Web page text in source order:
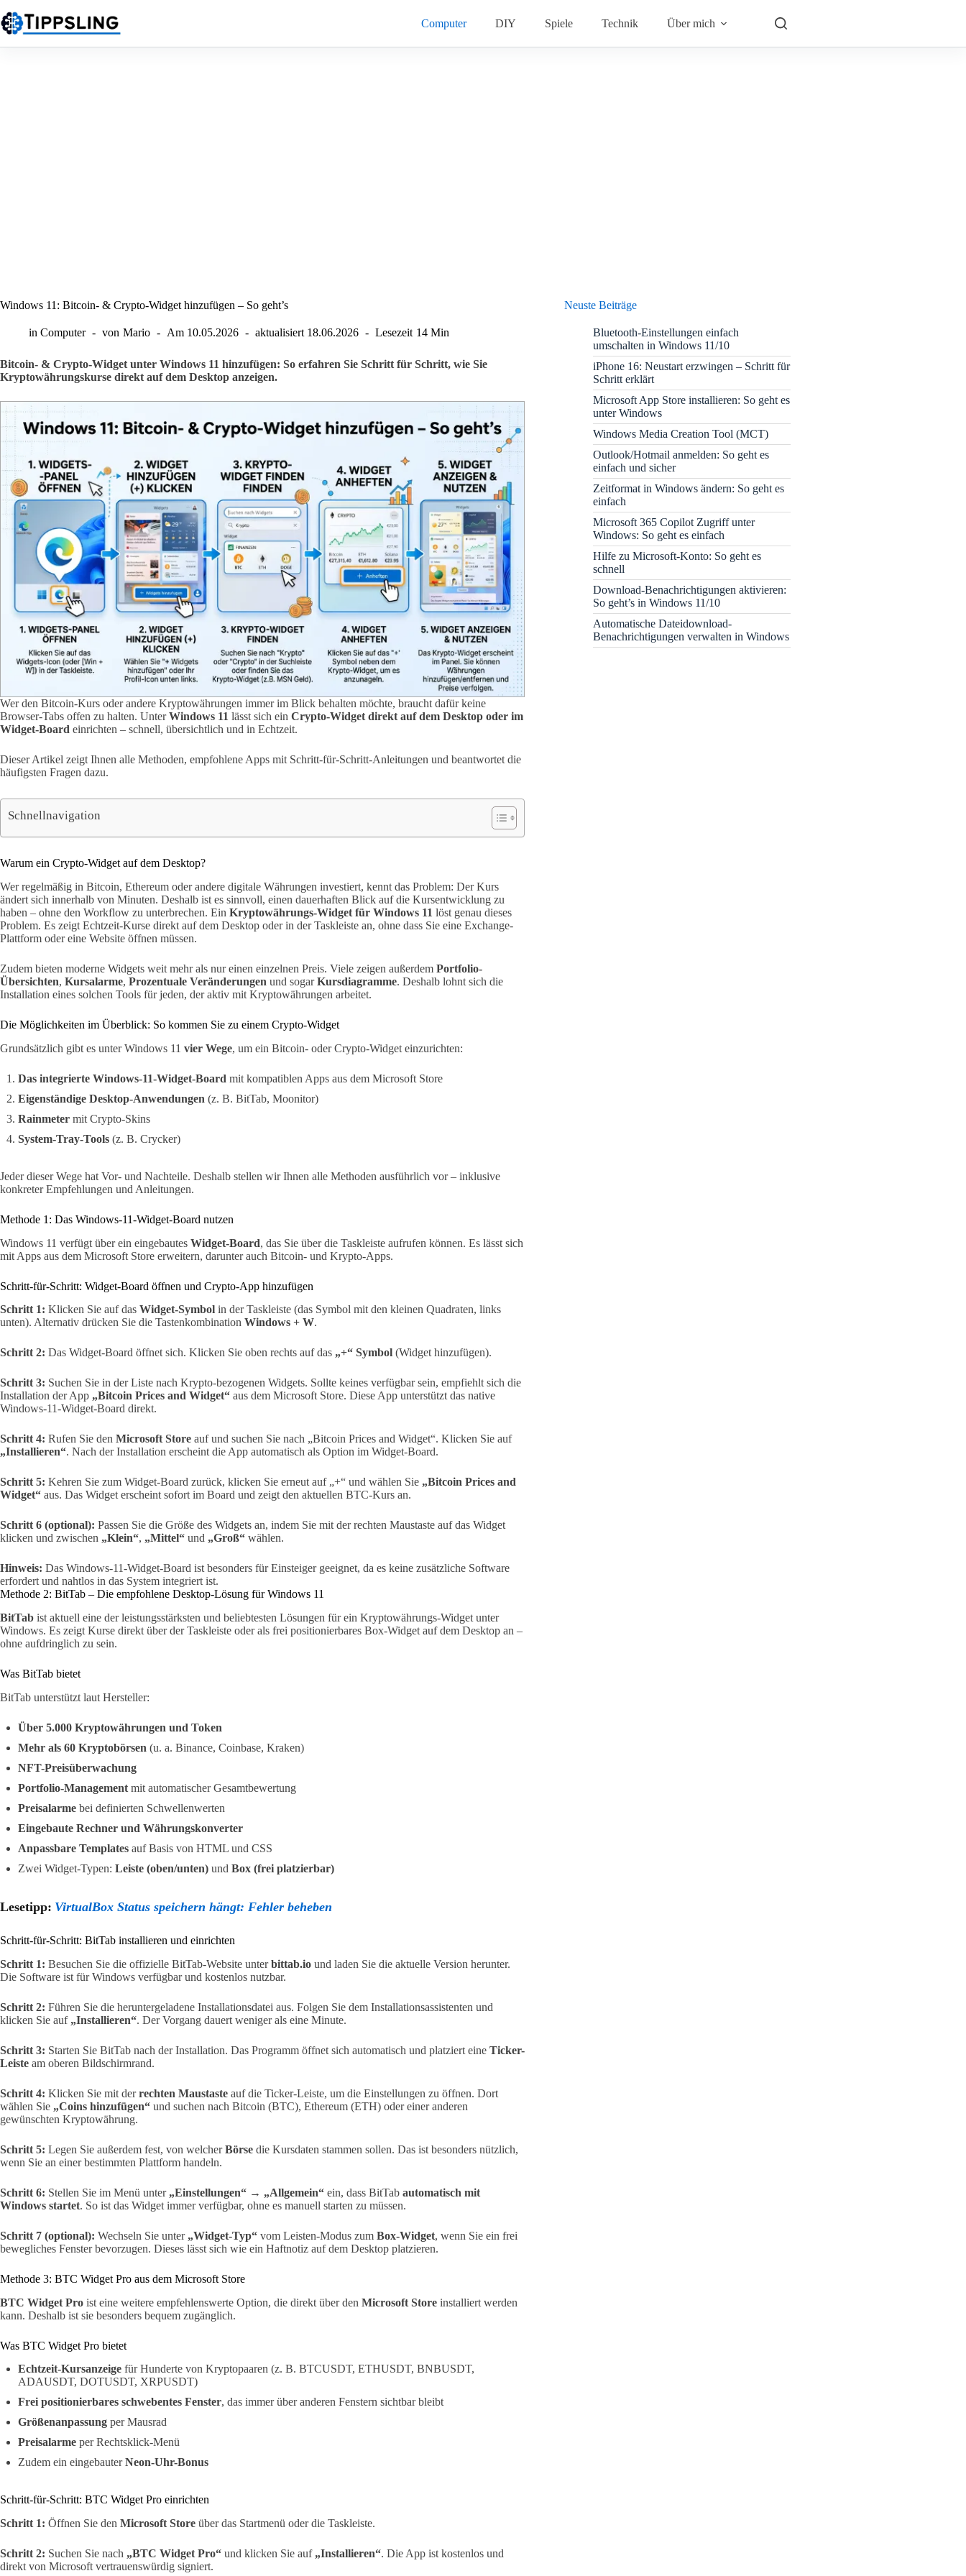
Inhalt
springen
Computer DIY Spiele Technik Über mich
Windows 11: Bitcoin- & Crypto-Widget hinzufügen – So geht’s
in Computer von Mario Am 10.05.2026 aktualisiert 18.06.2026 Lesezeit 14 Min
Bitcoin- & Crypto-Widget unter Windows 11 hinzufügen: So erfahren Sie Schritt für Schritt, wie Sie
Kryptowährungskurse direkt auf dem Desktop anzeigen.
Wer den Bitcoin-Kurs oder andere Kryptowährungen immer im Blick behalten möchte, braucht dafür keine
Browser-Tabs offen zu halten. UnterWindows 11 lässt sich ein Crypto-Widget direkt auf dem Desktop oder im
Widget-Board einrichten – schnell, übersichtlich und in Echtzeit.
Dieser Artikel zeigt Ihnen alle Methoden, empfohlene Apps mit Schritt-für-Schritt-Anleitungen und beantwortet die
häufigsten Fragen dazu.
Schnellnavigation
Warum ein Crypto-Widget auf dem Desktop?
Wer regelmäßig in Bitcoin, Ethereum oder andere digitale Währungen investiert, kennt das Problem: Der Kurs
ändert sich innerhalb von Minuten. Deshalb ist es sinnvoll, einen dauerhaften Blick auf die Kursentwicklung zu
haben – ohne den Workflow zu unterbrechen. Ein Kryptowährungs-Widget für Windows 11 löst genau dieses
Problem. Es zeigt Echtzeit-Kurse direkt auf dem Desktop oder in der Taskleiste an, ohne dass Sie eine Exchange-
Plattform oder eine Website öffnen müssen.
Zudem bieten moderne Widgets weit mehr als nur einen einzelnen Preis. Viele zeigen außerdem Portfolio-
Übersichten, Kursalarme, Prozentuale Veränderungen und sogarKursdiagramme. Deshalb lohnt sich die
Installation eines solchen Tools für jeden, der aktiv mit Kryptowährungen arbeitet.
Die Möglichkeiten im Überblick: So kommen Sie zu einem Crypto-Widget
Grundsätzlich gibt es unter Windows 11 vier Wege, um ein Bitcoin- oder Crypto-Widget einzurichten:
Das integrierte Windows-11-Widget-Board mit kompatiblen Apps aus dem Microsoft Store
Eigenständige Desktop-Anwendungen (z. B. BitTab, Moonitor)
Rainmeter mit Crypto-Skins
System-Tray-Tools (z. B. Crycker)
Jeder dieser Wege hat Vor- und Nachteile. Deshalb stellen wir Ihnen alle Methoden ausführlich vor – inklusive
konkreter Empfehlungen und Anleitungen.
Methode 1: Das Windows-11-Widget-Board nutzen
Windows 11 verfügt über ein eingebautes Widget-Board, das Sie über die Taskleiste aufrufen können. Es lässt sich
mit Apps aus dem Microsoft Store erweitern, darunter auch Bitcoin- und Krypto-Apps.
Schritt-für-Schritt: Widget-Board öffnen und Crypto-App hinzufügen
Schritt 1: Klicken Sie auf das Widget-Symbol in der Taskleiste (das Symbol mit den kleinen Quadraten, links
unten). Alternativ drücken Sie die Tastenkombination Windows + W.
Schritt 2: Das Widget-Board öffnet sich. Klicken Sie oben rechts auf das „+“ Symbol (Widget hinzufügen).
Schritt 3: Suchen Sie in der Liste nach Krypto-bezogenen Widgets. Sollte keines verfügbar sein, empfiehlt sich die
Installation der App „Bitcoin Prices and Widget“ aus dem Microsoft Store. Diese App unterstützt das native
Windows-11-Widget-Board direkt.
Schritt 4: Rufen Sie den Microsoft Store auf und suchen Sie nach „Bitcoin Prices and Widget“. Klicken Sie auf
„Installieren“. Nach der Installation erscheint die App automatisch als Option im Widget-Board.
Schritt 5: Kehren Sie zum Widget-Board zurück, klicken Sie erneut auf „+“ und wählen Sie „Bitcoin Prices and
Widget“ aus. Das Widget erscheint sofort im Board und zeigt den aktuellen BTC-Kurs an.
Schritt 6 (optional): Passen Sie die Größe des Widgets an, indem Sie mit der rechten Maustaste auf das Widget
klicken und zwischen „Klein“, „Mittel“ und „Groß“ wählen.
Hinweis: Das Windows-11-Widget-Board ist besonders für Einsteiger geeignet, da es keine zusätzliche Software
erfordert und nahtlos in das System integriert ist.
Methode 2: BitTab – Die empfohlene Desktop-Lösung für Windows 11
BitTab ist aktuell eine der leistungsstärksten und beliebtesten Lösungen für ein Kryptowährungs-Widget unter
Windows. Es zeigt Kurse direkt über der Taskleiste oder als frei positionierbares Box-Widget auf dem Desktop an –
ohne aufdringlich zu sein.
Was BitTab bietet
BitTab unterstützt laut Hersteller:
Über 5.000 Kryptowährungen und Token
Mehr als 60 Kryptobörsen (u. a. Binance, Coinbase, Kraken)
NFT-Preisüberwachung
Portfolio-Management mit automatischer Gesamtbewertung
Preisalarme bei definierten Schwellenwerten
Eingebaute Rechner und Währungskonverter
Anpassbare Templates auf Basis von HTML und CSS
Zwei Widget-Typen: Leiste (oben/unten) und Box (frei platzierbar)
Lesetipp: VirtualBox Status speichern hängt: Fehler beheben
Schritt-für-Schritt: BitTab installieren und einrichten
Schritt 1: Besuchen Sie die offizielle BitTab-Website unterbittab.io und laden Sie die aktuelle Version herunter.
Die Software ist für Windows verfügbar und kostenlos nutzbar.
Schritt 2: Führen Sie die heruntergeladene Installationsdatei aus. Folgen Sie dem Installationsassistenten und
klicken Sie auf „Installieren“. Der Vorgang dauert weniger als eine Minute.
Schritt 3: Starten Sie BitTab nach der Installation. Das Programm öffnet sich automatisch und platziert eine Ticker-
Leiste am oberen Bildschirmrand.
Schritt 4: Klicken Sie mit derrechten Maustaste auf die Ticker-Leiste, um die Einstellungen zu öffnen. Dort
wählen Sie „Coins hinzufügen“ und suchen nach Bitcoin (BTC), Ethereum (ETH) oder einer anderen
gewünschten Kryptowährung.
Schritt 5: Legen Sie außerdem fest, von welcherBörse die Kursdaten stammen sollen. Das ist besonders nützlich,
wenn Sie an einer bestimmten Plattform handeln.
Schritt 6: Stellen Sie im Menü unter „Einstellungen“ → „Allgemein“ ein, dass BitTab automatisch mit
Windows startet. So ist das Widget immer verfügbar, ohne es manuell starten zu müssen.
Schritt 7 (optional): Wechseln Sie unter „Widget-Typ“ vom Leisten-Modus zum Box-Widget, wenn Sie ein frei
bewegliches Fenster bevorzugen. Dieses lässt sich wie ein Haftnotiz auf dem Desktop platzieren.
Methode 3: BTC Widget Pro aus dem Microsoft Store
BTC Widget Pro ist eine weitere empfehlenswerte Option, die direkt über den Microsoft Store installiert werden
kann. Deshalb ist sie besonders bequem zugänglich.
Was BTC Widget Pro bietet
Echtzeit-Kursanzeige für Hunderte von Kryptopaaren (z. B. BTCUSDT, ETHUSDT, BNBUSDT,
ADAUSDT, DOTUSDT, XRPUSDT)
Frei positionierbares schwebentes Fenster, das immer über anderen Fenstern sichtbar bleibt
Größenanpassung per Mausrad
Preisalarme per Rechtsklick-Menü
Zudem ein eingebauterNeon-Uhr-Bonus
Schritt-für-Schritt: BTC Widget Pro einrichten
Schritt 1: Öffnen Sie den Microsoft Store über das Startmenü oder die Taskleiste.
Schritt 2: Suchen Sie nach „BTC Widget Pro“ und klicken Sie auf „Installieren“. Die App ist kostenlos und
direkt von Microsoft vertrauenswürdig signiert.
Neuste Beiträge
Bluetooth-Einstellungen einfach
umschalten in Windows 11/10
iPhone 16: Neustart erzwingen – Schritt für
Schritt erklärt
Microsoft App Store installieren: So geht es
unter Windows
Windows Media Creation Tool (MCT)
Outlook/Hotmail anmelden: So geht es
einfach und sicher
Zeitformat in Windows ändern: So geht es
einfach
Microsoft 365 Copilot Zugriff unter
Windows: So geht es einfach
Hilfe zu Microsoft-Konto: So geht es
schnell
Download-Benachrichtigungen aktivieren:
So geht’s in Windows 11/10
Automatische Dateidownload-
Benachrichtigungen verwalten in Windows